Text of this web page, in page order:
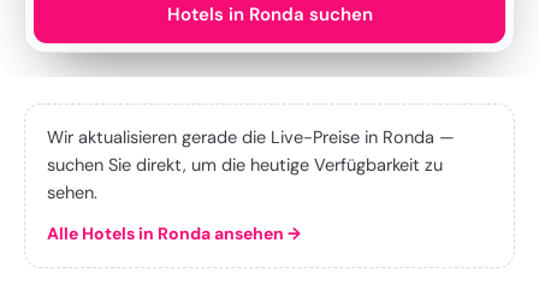
Hotels in Ronda suchen
Wir aktualisieren gerade die Live-Preise in Ronda —
suchen Sie direkt, um die heutige Verfügbarkeit zu
sehen.
Alle Hotels in Ronda ansehen →